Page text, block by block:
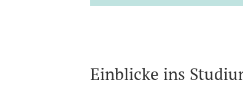
Einblicke ins